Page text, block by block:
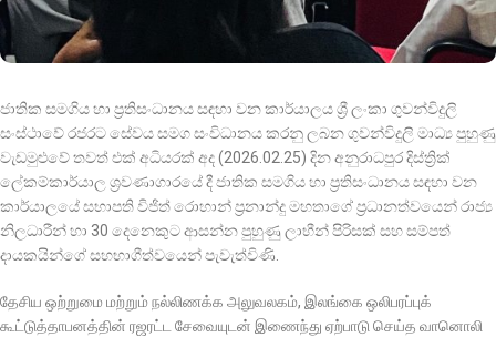
ජාතික සමගිය හා ප්‍රතිසංධානය සඳහා වන කාර්යාලය ශ්‍රී ලංකා ගුවන්විදුලි
සංස්ථාවේ රජරට සේවය සමග සංවිධානය කරනු ලබන ගුවන්විදුලි මාධ්‍ය පුහුණු
වැඩමුළුවේ තවත් එක් අධියරක් අද (2026.02.25) දින අනුරාධපුර දිස්ත්‍රික්
ලේකම්කාර්යාල ශ්‍රවණාගාරයේ දී ජාතික සමගිය හා ප්‍රතිසංධානය සඳහා වන
කාර්යාලයේ සභාපති විජිත් රොහාන් ප්‍රනාන්දු මහතාගේ ප්‍රධානත්වයෙන් රාජ්‍ය
නිලධාරීන් හා 30 දෙනෙකුට ආසන්න පුහුණු ලාභීන් පිරිසක් සහ සම්පත්
දායකයින්ගේ සහභාගීත්වයෙන් පැවැත්විණි.
தேசிய ஒற்றுமை மற்றும் நல்லிணக்க அலுவலகம், இலங்கை ஒலிபரப்புக்
கூட்டுத்தாபனத்தின் ரஜரட்ட சேவையுடன் இணைந்து ஏற்பாடு செய்த வானொலி